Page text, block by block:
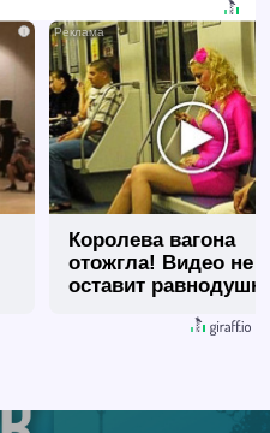
i
Королева вагона
отожгла! Видео не
оставит